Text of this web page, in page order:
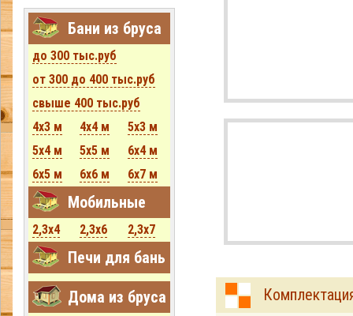
Бани из бруса
до 300 тыс.руб
от 300 до 400 тыс.руб
свыше 400 тыс.руб
4x3 м
4x4 м
5x3 м
5x4 м
5x5 м
6x4 м
6x5 м
6x6 м 6x7 м
Мобильные
2,3х4 2,3х6 2,3х7
Печи для бань
Дома из бруса